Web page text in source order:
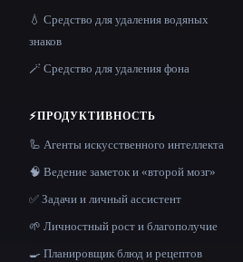
💧 Средство для удаления водяных
знаков
🪄 Средство для удаления фона
⚡ПРОДУКТИВНОСТЬ
🦾 Агенты искусственного интеллекта
🧠 Ведение заметок и «второй мозг»
✅ Задачи и личный ассистент
🌱 Личностный рост и благополучие
🍳 Планировщик блюд и рецептов